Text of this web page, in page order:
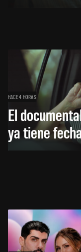
HACE 4 HORAS
El
ya tiene